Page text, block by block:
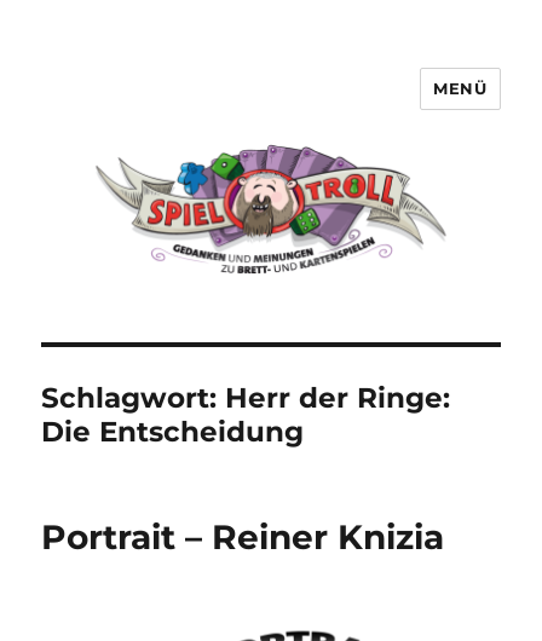
MENÜ
Schlagwort: Herr der Ringe:
Die Entscheidung
Portrait – Reiner Knizia